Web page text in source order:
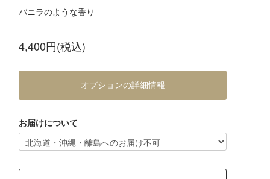
バニラのような香り
4,400円(税込)
オプションの詳細情報
お届けについて